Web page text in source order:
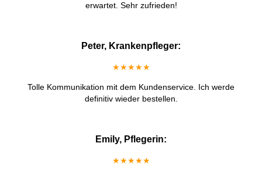
erwartet. Sehr zufrieden!
Peter, Krankenpfleger:
★★★★★
Tolle Kommunikation mit dem Kundenservice. Ich werde
definitiv wieder bestellen.
Emily, Pflegerin:
★★★★★